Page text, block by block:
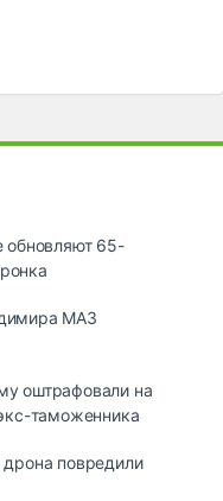
обновляют 65-
МАЗ
оштрафовали на
таможенника
повредили